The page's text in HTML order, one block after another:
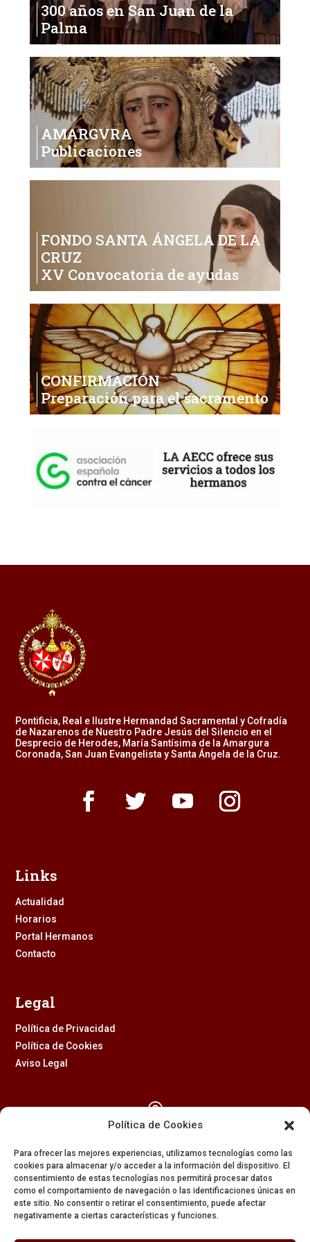
Política de Cookies
Para ofrecer las mejores experiencias, utilizamos tecnologías como las
cookies para almacenar y/o acceder a la información del dispositivo. El
consentimiento de estas tecnologías nos permitirá procesar datos
como el comportamiento de navegación o las identificaciones únicas en
este sitio. No consentir o retirar el consentimiento, puede afectar
negativamente a ciertas características y funciones.
300 años en San Juan de la
Palma
AMARGVRA
Publicaciones
FONDO SANTA ÁNGELA DE LA
CRUZ
XV Convocatoria de ayudas
CONFIRMACIÓN
Preparación para el sacramento
Pontificia, Real e Ilustre Hermandad Sacramental y Cofradía
de Nazarenos de Nuestro Padre Jesús del Silencio en el
Desprecio de Herodes, María Santísima de la Amargura
Coronada, San Juan Evangelista y Santa Ángela de la Cruz.
Links
Actualidad
Horarios
Portal Hermanos
Contacto
Legal
Política de Privacidad
Política de Cookies
Aviso Legal

954 229 437

608 84 84 82